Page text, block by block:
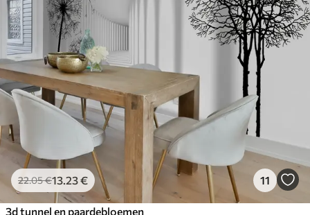
22.05€13.23€ 11
3d tunnel en paardebloemen